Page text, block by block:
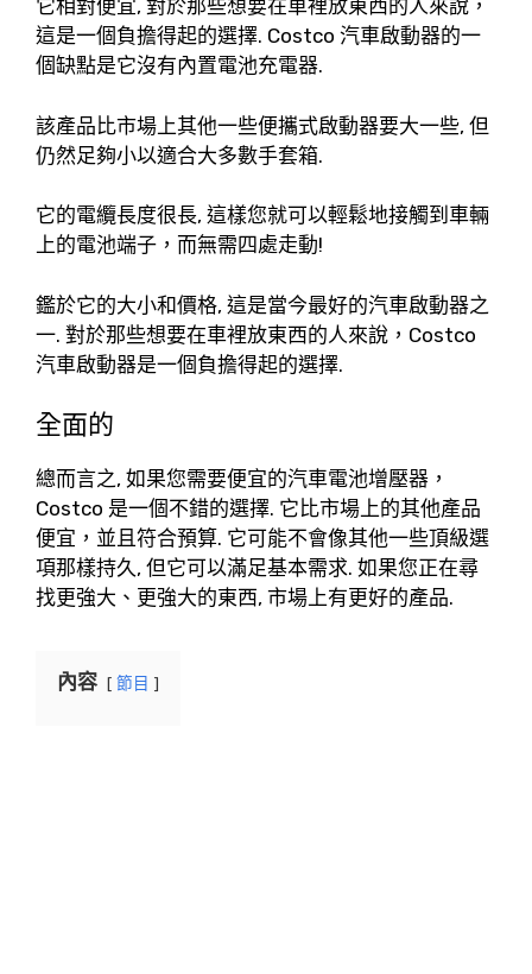
它相對便宜, 對於那些想要在車裡放東西的人來說，
這是一個負擔得起的選擇. Costco 汽車啟動器的一
個缺點是它沒有內置電池充電器.
該產品比市場上其他一些便攜式啟動器要大一些, 但
仍然足夠小以適合大多數手套箱.
它的電纜長度很長, 這樣您就可以輕鬆地接觸到車輛
上的電池端子，而無需四處走動!
鑑於它的大小和價格, 這是當今最好的汽車啟動器之
一. 對於那些想要在車裡放東西的人來說，Costco
汽車啟動器是一個負擔得起的選擇.
全面的
總而言之, 如果您需要便宜的汽車電池增壓器，
Costco 是一個不錯的選擇. 它比市場上的其他產品
便宜，並且符合預算. 它可能不會像其他一些頂級選
項那樣持久, 但它可以滿足基本需求. 如果您正在尋
找更強大、更強大的東西, 市場上有更好的產品.
內容 節目